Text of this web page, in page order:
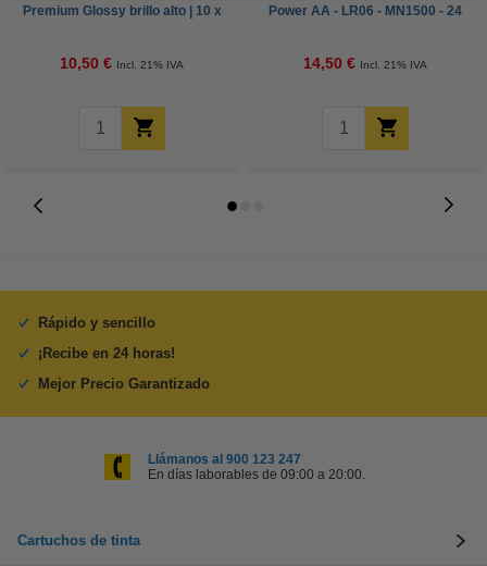
Premium Glossy brillo alto | 10 x
10,50 € Incl. 21% IVA
Power AA - LR06 - MN1500 - 24
14,50 € Incl. 21% IVA
Rápido y sencillo
¡Recibe en 24 horas!
Mejor Precio Garantizado
Llámanos al 900 123 247
En días laborables de 09:00 a 20:00.
Cartuchos de tinta